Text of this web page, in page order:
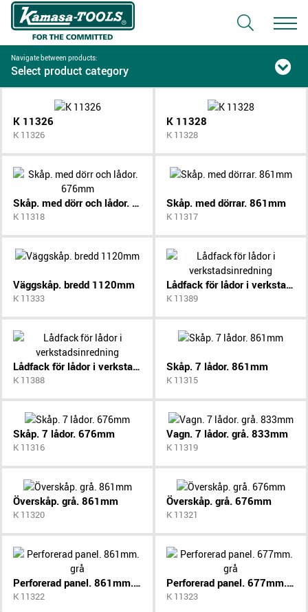
Navigate between products:
Select product category
K 11326
K 11326
K 11328
K 11328
Skåp. med dörr och lådor. 676mm
K 11318
Skåp. med dörrar. 861mm
K 11317
Väggskåp. bredd 1120mm
K 11333
Lådfack för lådor i verkstadsinredning
K 11389
Lådfack för lådor i verkstadsinredning
K 11388
Skåp. 7 lådor. 861mm
K 11315
Skåp. 7 lådor. 676mm
K 11316
Vagn. 7 lådor. grå. 833mm
K 11319
Överskåp. grå. 861mm
K 11320
Överskåp. grå. 676mm
K 11321
Perforerad panel. 861mm. grå
K 11322
Perforerad panel. 677mm. grå
K 11323